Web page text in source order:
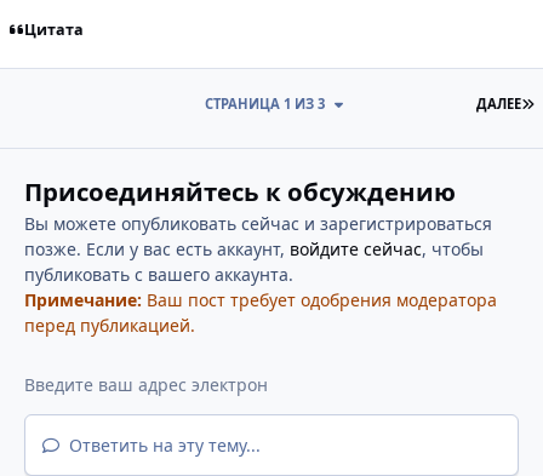
Цитата
ДАЛЕЕ
СТРАНИЦА 1 ИЗ 3
Присоединяйтесь к обсуждению
Вы можете опубликовать сейчас и зарегистрироваться
позже. Если у вас есть аккаунт, войдите сейчас, чтобы
публиковать с вашего аккаунта.
Примечание: Ваш пост требует одобрения модератора
перед публикацией.
Ответить на эту тему...